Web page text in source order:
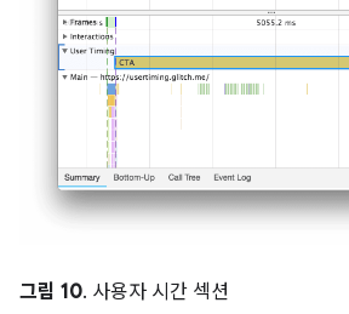
그림 10. 사용자 시간 섹션